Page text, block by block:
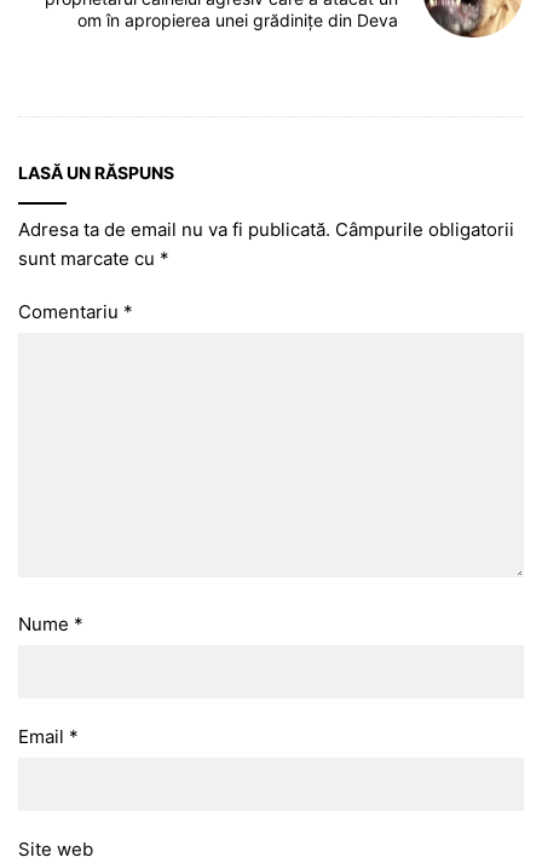
om în apropierea unei grădinițe din Deva
LASĂ UN RĂSPUNS
Adresa ta de email nu va fi publicată. Câmpurile obligatorii
sunt marcate cu *
Comentariu *
Nume *
Email *
Site web